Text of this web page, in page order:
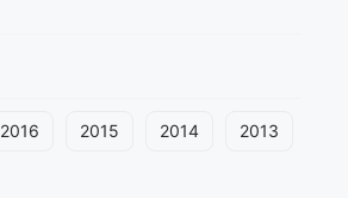
2016 2015 2014 2013